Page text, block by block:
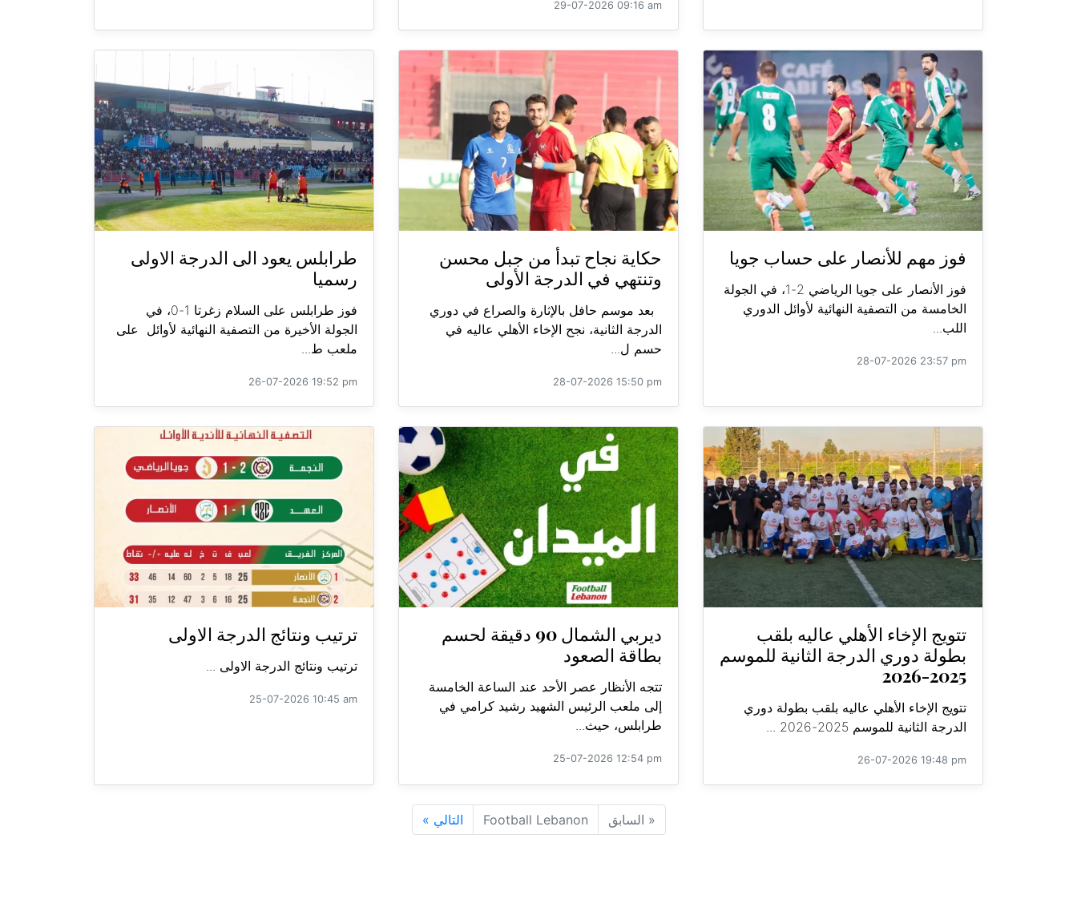
29-07-2026 09:16 am
فوز مهم للأنصار على حساب جويا
فوز الأنصار على جويا الرياضي 2-1، في الجولة
الخامسة من التصفية النهائية لأوائل الدوري
اللب...
28-07-2026 23:57 pm
حكاية نجاح تبدأ من جبل محسن
وتنتهي في الدرجة الأولى
بعد موسم حافل بالإثارة والصراع في دوري
الدرجة الثانية، نجح الإخاء الأهلي عاليه في
حسم ل...
28-07-2026 15:50 pm
طرابلس يعود الى الدرجة الاولى
رسميا
فوز طرابلس على السلام زغرتا 1-0، في
الجولة الأخيرة من التصفية النهائية لأوائل على
ملعب ط...
26-07-2026 19:52 pm
تتويج الإخاء الأهلي عاليه بلقب
بطولة دوري الدرجة الثانية للموسم
2025-2026
تتويج الإخاء الأهلي عاليه بلقب بطولة دوري
الدرجة الثانية للموسم 2025-2026 ...
26-07-2026 19:48 pm
ديربي الشمال 90 دقيقة لحسم
بطاقة الصعود
تتجه الأنظار عصر الأحد عند الساعة الخامسة
إلى ملعب الرئيس الشهيد رشيد كرامي في
طرابلس، حيث...
25-07-2026 12:54 pm
ترتيب ونتائج الدرجة الاولى
ترتيب ونتائج الدرجة الاولى ...
25-07-2026 10:45 am
« السابق Football Lebanon التالي »